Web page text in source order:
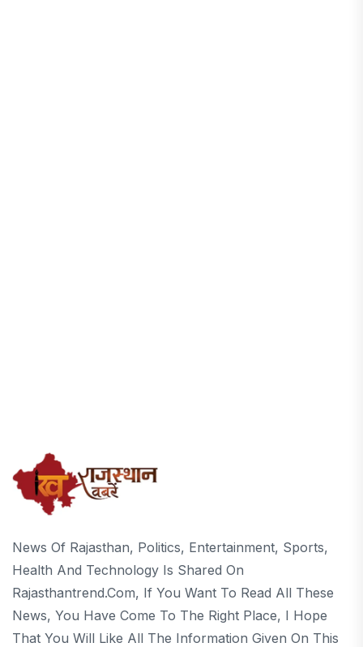
News Of Rajasthan, Politics, Entertainment, Sports,
Health And Technology Is Shared On
Rajasthantrend.com, If You Want To Read All These
News, You Have Come To The Right Place, I Hope
That You Will Like All The Information Given On This